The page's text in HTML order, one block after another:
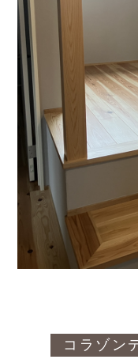
コラゾン